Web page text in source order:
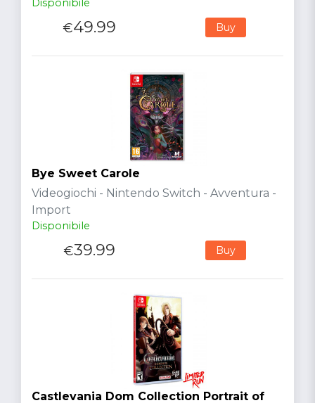
Disponibile
€49.99 Buy
Bye Sweet Carole
Videogiochi - Nintendo Switch - Avventura -
Import
Disponibile
€39.99 Buy
Castlevania Dom Collection Portrait of